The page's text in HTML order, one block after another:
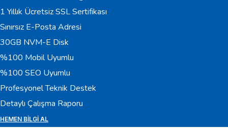
1 Yıllık Ücretsiz SSL Sertifikası
Sınırsız E-Posta Adresi
30GB NVM-E Disk
%100 Mobil Uyumlu
%100 SEO Uyumlu
Profesyonel Teknik Destek
Detaylı Çalışma Raporu
HEMEN BILGI AL